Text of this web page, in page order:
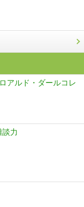
アルド・ダールコレ
談力